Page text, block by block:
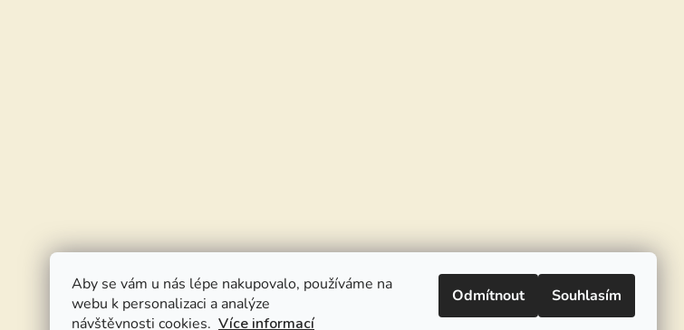
Aby se vám u nás lépe nakupovalo, používáme na
webu k personalizaci a analýze
návštěvnosti cookies. Více informací
Odmítnout Souhlasím